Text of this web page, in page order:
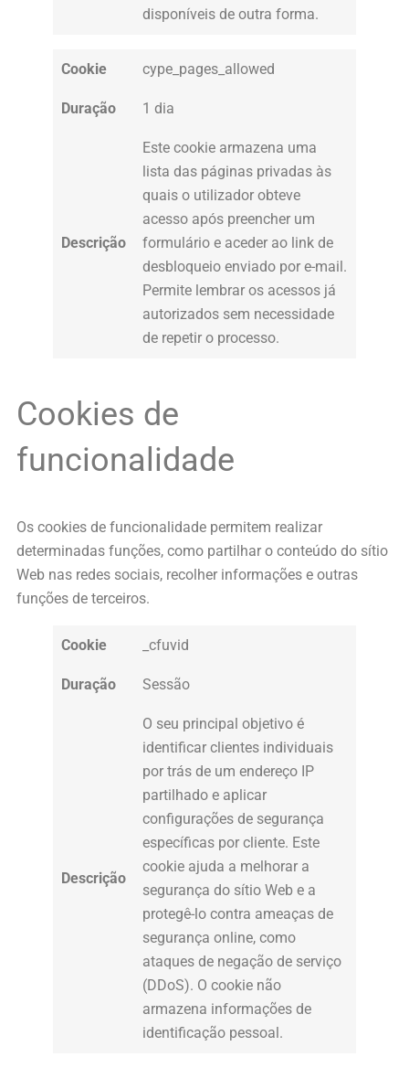
disponíveis de outra forma.
Cookie cype_pages_allowed
Duração 1 dia
Descrição
Este cookie armazena uma
lista das páginas privadas às
quais o utilizador obteve
acesso após preencher um
formulário e aceder ao link de
desbloqueio enviado por e-mail.
Permite lembrar os acessos já
autorizados sem necessidade
de repetir o processo.
Cookies de
funcionalidade
Os cookies de funcionalidade permitem realizar
determinadas funções, como partilhar o conteúdo do sítio
Web nas redes sociais, recolher informações e outras
funções de terceiros.
Cookie _cfuvid
Duração Sessão
Descrição
O seu principal objetivo é
identificar clientes individuais
por trás de um endereço IP
partilhado e aplicar
configurações de segurança
específicas por cliente. Este
cookie ajuda a melhorar a
segurança do sítio Web e a
protegê-lo contra ameaças de
segurança online, como
ataques de negação de serviço
(DDoS). O cookie não
armazena informações de
identificação pessoal.